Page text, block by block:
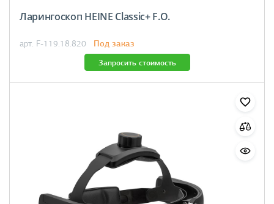
Ларингоскоп HEINE Classic+ F.O.
арт. F-119.18.820 Под заказ
Запросить стоимость